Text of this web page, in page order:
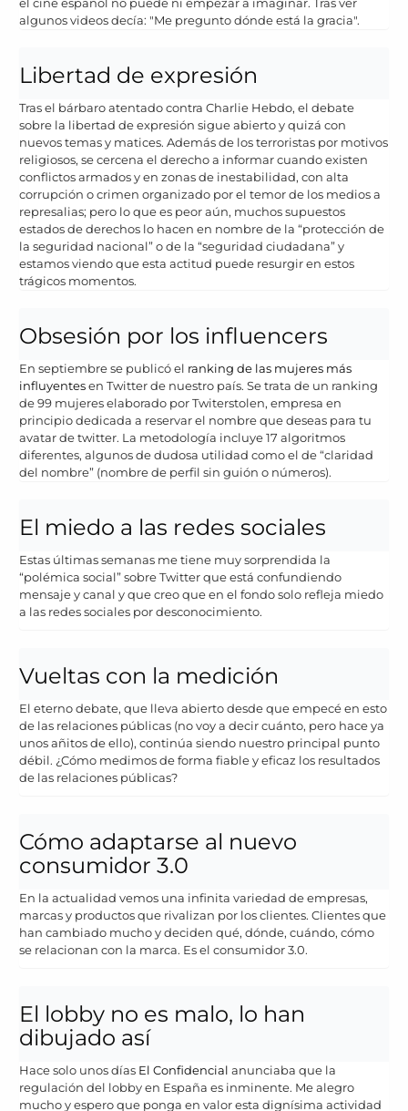
algunos videos decía: "Me pregunto dónde está la gracia".
Libertad de expresión
Tras el bárbaro atentado contra Charlie Hebdo, el debate
sobre la libertad de expresión sigue abierto y quizá con
nuevos temas y matices. Además de los terroristas por motivos
religiosos, se cercena el derecho a informar cuando existen
conflictos armados y en zonas de inestabilidad, con alta
corrupción o crimen organizado por el temor de los medios a
represalias; pero lo que es peor aún, muchos supuestos
estados de derechos lo hacen en nombre de la “protección de
la seguridad nacional” o de la “seguridad ciudadana” y
estamos viendo que esta actitud puede resurgir en estos
trágicos momentos.
Obsesión por los influencers
En septiembre se publicó el ranking de las mujeres más
influyentesen Twitter de nuestro país. Se trata de un ranking
de 99 mujeres elaborado por Twiterstolen, empresa en
principio dedicada a reservar el nombre que deseas para tu
avatar de twitter. La metodología incluye 17 algoritmos
diferentes, algunos de dudosa utilidad como el de “claridad
del nombre” (nombre de perfil sin guión o números).
El miedo a las redes sociales
Estas últimas semanas me tiene muy sorprendida la
“polémica social” sobre Twitter que está confundiendo
mensaje y canal y que creo que en el fondo solo refleja miedo
a las redes sociales por desconocimiento.
Vueltas con la medición
El eterno debate, que lleva abierto desde que empecé en esto
de las relaciones públicas (no voy a decir cuánto, pero hace ya
unos añitos de ello), continúa siendo nuestro principal punto
débil. ¿Cómo medimos de forma fiable y eficaz los resultados
de las relaciones públicas?
Cómo adaptarse al nuevo
consumidor 3.0
En la actualidad vemos una infinita variedad de empresas,
marcas y productos que rivalizan por los clientes. Clientes que
han cambiado mucho y deciden qué, dónde, cuándo, cómo
se relacionan con la marca. Es el consumidor 3.0.
El lobby no es malo, lo han
dibujado así
Hace solo unos días El Confidencial anunciaba que la
regulación del lobby en España es inminente. Me alegro
mucho y espero que ponga en valor esta dignísima actividad